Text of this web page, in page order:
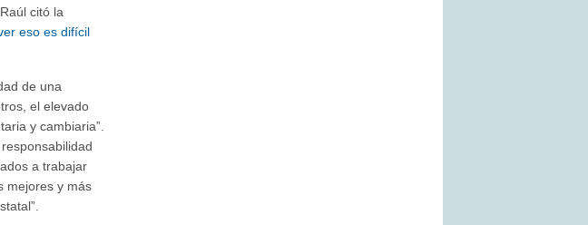
citó la
eso es difícil
de una
el elevado
y cambiaria”.
a trabajar
mejores y más